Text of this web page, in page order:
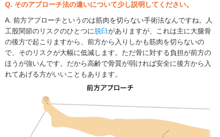
Q. そのアプローチ法の違いについて少し説明してください。
A. 前方アプローチというのは筋肉を切らない手術法なんですね。人
工股関節のリスクのひとつに脱臼がありますが、これは主に大腿骨
の後方で起こりますから、前方から入りしかも筋肉を切らないの
で、そのリスクが大幅に低減します。ただ骨に対する負担が前方の
ほうが強いんです。だから高齢で骨質が弱ければ安全に後方から入
れてあげる方がいいこともあります。